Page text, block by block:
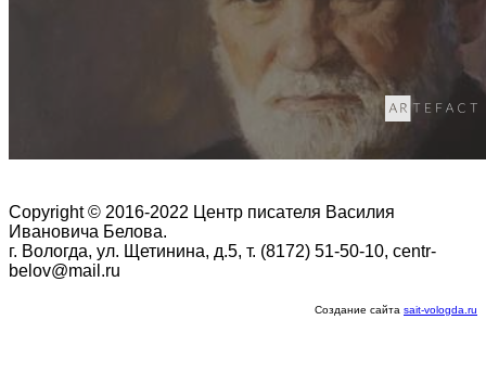
Copyright © 2016-2022 Центр писателя Василия
Ивановича Белова.
г. Вологда, ул. Щетинина, д.5, т. (8172) 51-50-10, centr-
belov@mail.ru
Создание сайта sait-vologda.ru